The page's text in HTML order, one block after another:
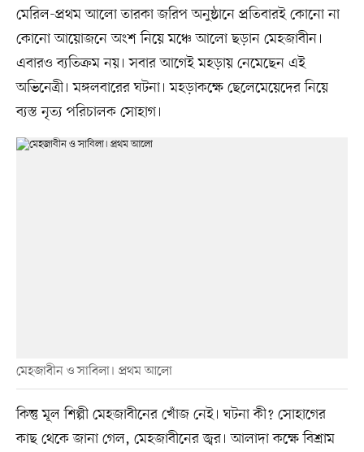
মেরিল-প্রথম আলো তারকা জরিপ অনুষ্ঠানে প্রতিবারই কোনো না
কোনো আয়োজনে অংশ নিয়ে মঞ্চে আলো ছড়ান মেহজাবীন।
এবারও ব্যতিক্রম নয়। সবার আগেই মহড়ায় নেমেছেন এই
অভিনেত্রী। মঙ্গলবারের ঘটনা। মহড়াকক্ষে ছেলেমেয়েদের নিয়ে
ব্যস্ত নৃত্য পরিচালক সোহাগ।
মেহজাবীন ও সাবিলা। প্রথম আলো
কিন্তু মূল শিল্পী মেহজাবীনের খোঁজ নেই। ঘটনা কী? সোহাগের
কাছ থেকে জানা গেল, মেহজাবীনের জ্বর। আলাদা কক্ষে বিশ্রাম